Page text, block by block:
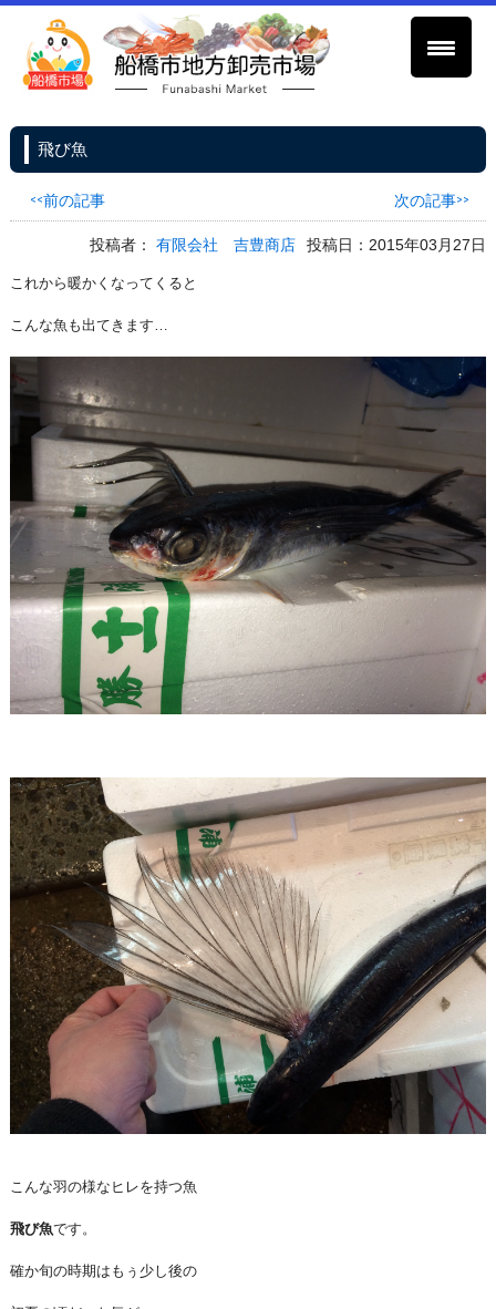
飛び魚
<<前の記事 次の記事>>
投稿者：有限会社 吉豊商店 投稿日：2015年03月27日
これから暖かくなってくると
こんな魚も出てきます…
こんな羽の様なヒレを持つ魚
飛び魚です。
確か旬の時期はもぅ少し後の